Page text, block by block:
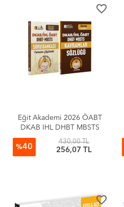
favorite_border
Eğit Akademi 2026 ÖABT
DKAB IHL DHBT MBSTS
Soru Bankası ve Kavramlar
Sözlüğü
%40
430,00 TL
256,07 TL
favorite_border